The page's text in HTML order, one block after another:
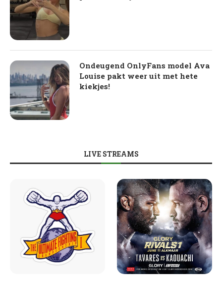
Ondeugend OnlyFans model Ava
Louise pakt weer uit met hete
kiekjes!
LIVE STREAMS